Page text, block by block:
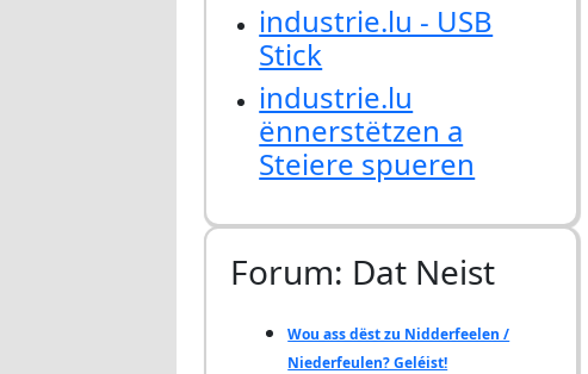
industrie.lu - USB
Stick
industrie.lu
ënnerstëtzen a
Steiere spueren
Forum: Dat Neist
Wou ass dëst zu Nidderfeelen /
Niederfeulen? Geléist!